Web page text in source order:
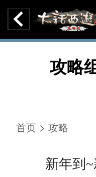
攻略
首页 > 攻略
新年到~